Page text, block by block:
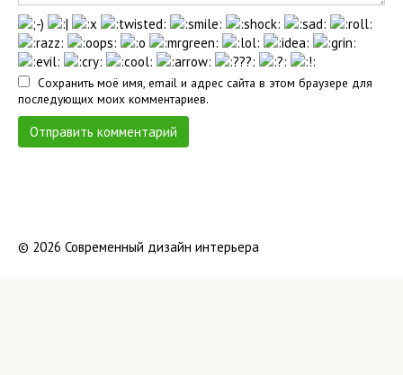
Сохранить моё имя, email и адрес сайта в этом браузере для
последующих моих комментариев.
© 2026 Современный дизайн интерьера